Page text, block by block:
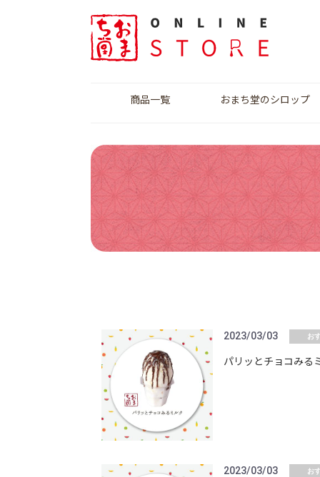
商品一覧 おまち堂のシロップ
ップ
2023/03/03 お
パリッとチョコみる
2023/03/03 お